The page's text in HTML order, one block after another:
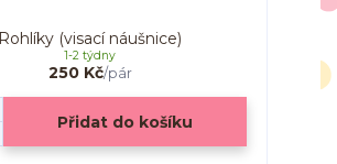
Rohlíky (visací náušnice)
250 Kč/pár
1-2 týdny
Přidat do košíku